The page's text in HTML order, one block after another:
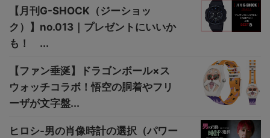
【月刊G-SHOCK（ジーショッ
ク）】no.013｜プレゼントにいいか
も！ ...
【ファン垂涎】ドラゴンボール×ス
ウォッチコラボ！悟空の胴着やフリ
ーザが文字盤...
ヒロシ-男の肖像時計の選択（パワー